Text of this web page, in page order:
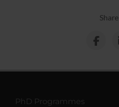
Share
PhD Programmes